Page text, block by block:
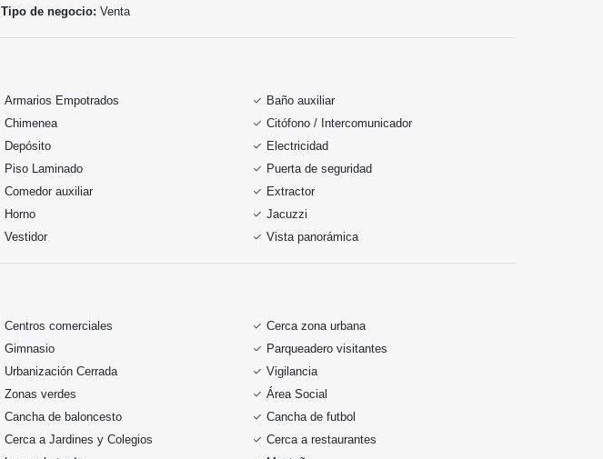
Tipo de negocio: Venta
Armarios Empotrados
Baño auxiliar
Chimenea
Citófono / Intercomunicador
Depósito
Electricidad
Piso Laminado
Puerta de seguridad
Comedor auxiliar
Extractor
Horno
Jacuzzi
Vestidor Vista panorámica
Centros comerciales
Cerca zona urbana
Gimnasio
Parqueadero visitantes
Urbanización Cerrada
Vigilancia
Zonas verdes
Área Social
Cancha de baloncesto
Cancha de futbol
Cerca a Jardines y Colegios
Cerca a restaurantes